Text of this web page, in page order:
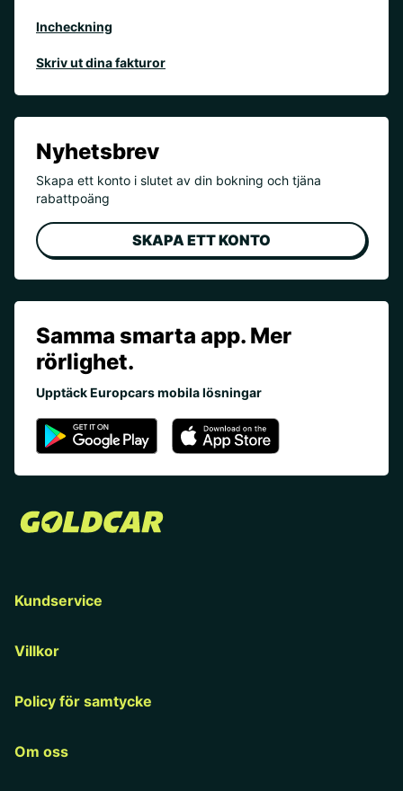
Incheckning
Skriv ut dina fakturor
Nyhetsbrev
Skapa ett konto i slutet av din bokning och tjäna
rabattpoäng
SKAPA ETT KONTO
Samma smarta app. Mer
rörlighet.
Upptäck Europcars mobila lösningar
Kundservice
Villkor
Policy för samtycke
Om oss